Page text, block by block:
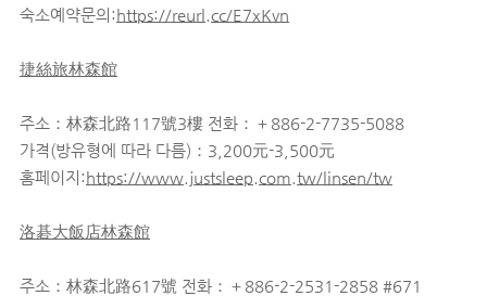
숙소예약문의:https://reurl.cc/E7xKvn
捷絲旅林森館
주소：林森北路117號3樓 전화：＋886-2-7735-5088
가격(방유형에 따라 다름)：3,200元-3,500元
홈페이지:https://www.justsleep.com.tw/linsen/tw
洛碁大飯店林森館
주소：林森北路617號 전화：＋886-2-2531-2858 #671